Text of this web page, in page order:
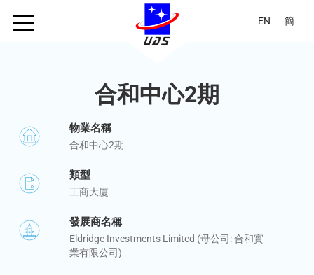
EN 簡
合和中心2期
物業名稱
合和中心2期
類型
工商大廈
發展商名稱
Eldridge Investments Limited (母公司: 合和實
業有限公司)